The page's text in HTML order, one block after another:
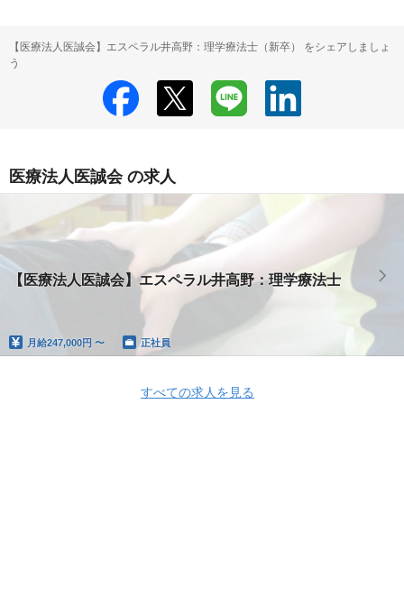
【医療法人医誠会】エスペラル井高野：理学療法士（新卒） をシェアしましょ
う
医療法人医誠会 の求人
【医療法人医誠会】エスペラル井高野：理学療法士
月給247,000円 〜 正社員
すべての求人を見る